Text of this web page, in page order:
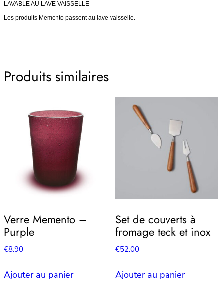
LAVABLE AU LAVE-VAISSELLE
Les produits Memento passent au lave-vaisselle.
Produits similaires
Verre Memento –
Purple
€8.90
Ajouter au panier
Set de couverts à
fromage teck et inox
€52.00
Ajouter au panier